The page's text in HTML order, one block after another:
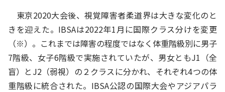
東京2020大会後、視覚障害者柔道界は大きな変化のと
きを迎えた。IBSAは2022年1月に国際クラス分けを変更
（※）。これまでは障害の程度ではなく体重階級別に男子
7階級、女子6階級で実施されていたが、男女ともJ1（全
盲）とJ2（弱視）の２クラスに分かれ、それぞれ4つの体
重階級に統合された。IBSA公認の国際大会やアジアパラ